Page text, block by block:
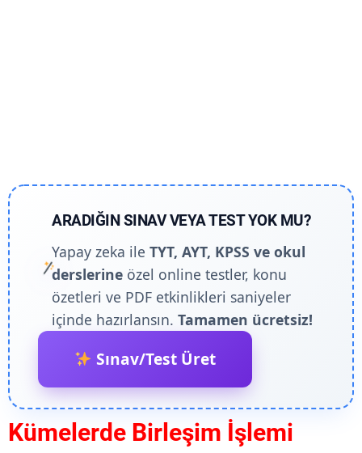
ARADIĞIN SINAV VEYA TEST YOK MU?
Yapay zeka ileTYT, AYT, KPSS ve okul
derslerine özel online testler, konu
özetleri ve PDF etkinlikleri saniyeler
içinde hazırlansın.Tamamen ücretsiz!
Sınav/Test Üret
Kümelerde Birleşim İşlemi